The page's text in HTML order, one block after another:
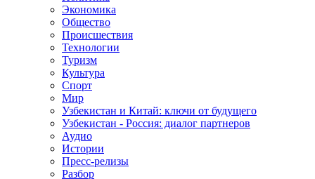
Экономика
Общество
Происшествия
Технологии
Туризм
Культура
Спорт
Мир
Узбекистан и Китай: ключи от будущего
Узбекистан - Россия: диалог партнеров
Аудио
Истории
Пресс-релизы
Разбор